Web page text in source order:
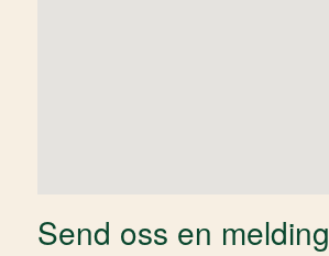
Send oss en melding